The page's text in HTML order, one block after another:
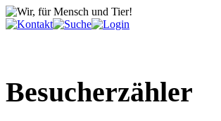
Besucherzähler